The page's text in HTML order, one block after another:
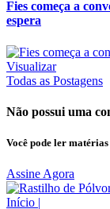
Fies começa a
espera
Visualizar
Todas as Postagens
Não possui uma
Você pode ler
Assine Agora
Início |